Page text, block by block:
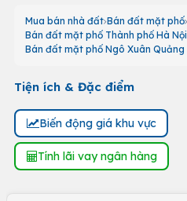
Mua bán nhà đất Bán đất mặt phố
Bán đất mặt phố Thành phố Hà Nội
Bán đất mặt phố Ngô Xuân Quảng
Tiện ích & Đặc điểm
Biến động giá khu vực
Tính lãi vay ngân hàng